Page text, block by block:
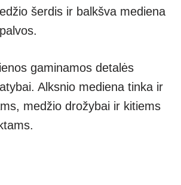
šerdis ir balkšva mediena
gaminamos detalės
Alksnio mediena tinka ir
medžio drožybai ir kitiems